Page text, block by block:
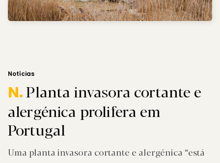
Notícias
N.Planta invasora cortante e
alergénica prolifera em
Portugal
Uma planta invasora cortante e alergénica “está